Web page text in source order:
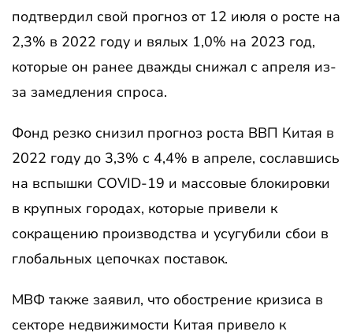
подтвердил свой прогноз от 12 июля о росте на
2,3% в 2022 году и вялых 1,0% на 2023 год,
которые он ранее дважды снижал с апреля из-
за замедления спроса.
Фонд резко снизил прогноз роста ВВП Китая в
2022 году до 3,3% с 4,4% в апреле, сославшись
на вспышки COVID-19 и массовые блокировки
в крупных городах, которые привели к
сокращению производства и усугубили сбои в
глобальных цепочках поставок.
МВФ также заявил, что обострение кризиса в
секторе недвижимости Китая привело к